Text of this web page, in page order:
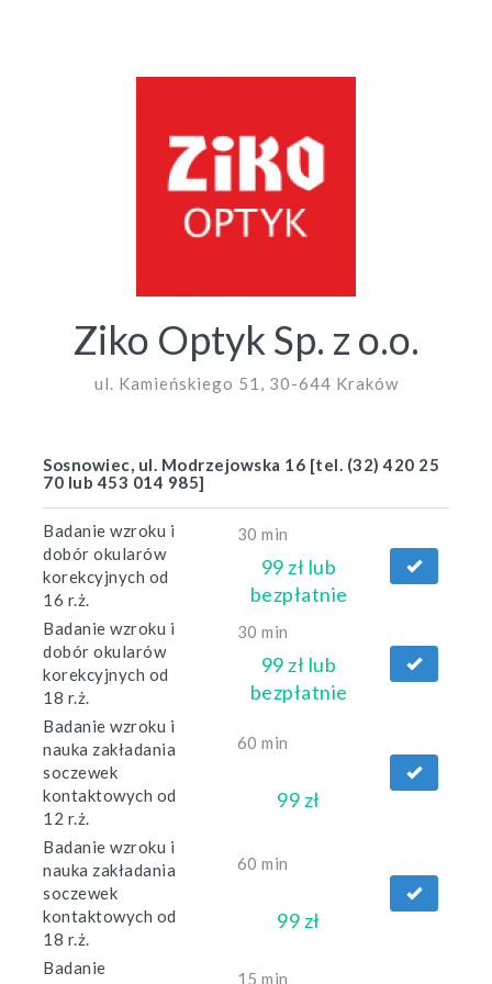
Ziko Optyk Sp. z o.o.
ul. Kamieńskiego 51, 30-644 Kraków
Sosnowiec, ul. Modrzejowska 16 [tel. (32) 420 25
70 lub 453 014 985]
Badanie wzroku i
dobór okularów
korekcyjnych od
16 r.ż.
30 min
99 zł lub
bezpłatnie
Badanie wzroku i
dobór okularów
korekcyjnych od
18 r.ż.
30 min
99 zł lub
bezpłatnie
Badanie wzroku i
nauka zakładania
soczewek
kontaktowych od
12 r.ż.
60 min
99 zł
Badanie wzroku i
nauka zakładania
soczewek
kontaktowych od
18 r.ż.
60 min
99 zł
Badanie
15 min